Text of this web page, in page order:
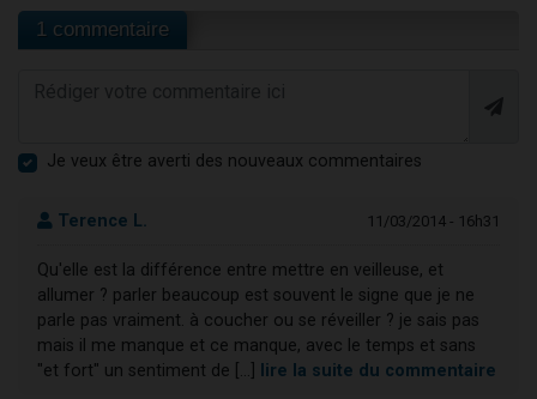
1 commentaire
Je veux être averti des nouveaux commentaires
Terence L. 11/03/2014 - 16h31
Qu'elle est la différence entre mettre en veilleuse, et
allumer ? parler beaucoup est souvent le signe que je ne
parle pas vraiment. à coucher ou se réveiller ? je sais pas
mais il me manque et ce manque, avec le temps et sans
"et fort" un sentiment de [...]
lire la suite du commentaire